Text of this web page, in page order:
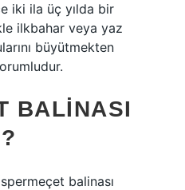
iki ila üç yılda bir
ilkbahar veya yaz
büyütmekten
BALINASI
balinası